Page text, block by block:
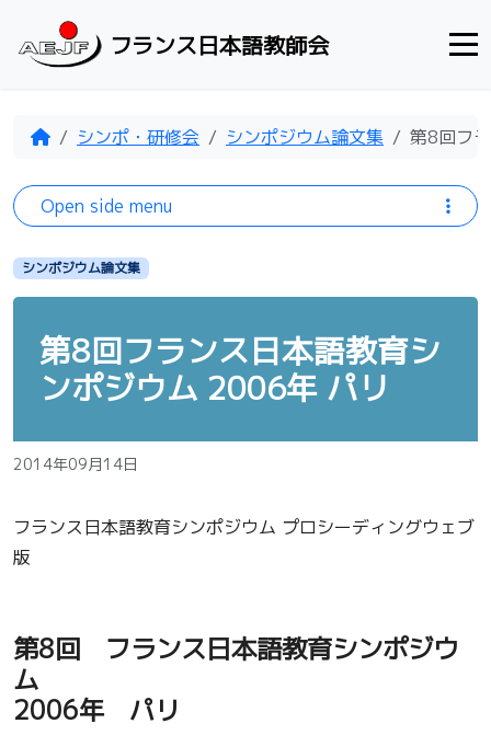
フランス日本語教師会
Homeシンポ・研修会 シンポジウム論文集 第8回フ
シンポジウム論文集
第8回フランス日本語教育シ
ンポジウム 2006年 パリ
2014年09月14日
フランス日本語教育シンポジウム プロシーディングウェブ
版
第8回 フランス日本語教育シンポジウ
ム
2006年 パリ
Open side menu